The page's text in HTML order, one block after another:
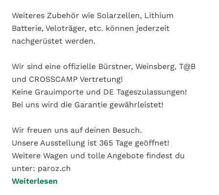
Weiteres Zubehör wie Solarzellen, Lithium
Batterie, Veloträger, etc. können jederzeit
nachgerüstet werden.
Wir sind eine offizielle Bürstner, Weinsberg, T@B
und CROSSCAMP Vertretung!
Keine Grauimporte und DE Tageszulassungen!
Bei uns wird die Garantie gewährleistet!
Wir freuen uns auf deinen Besuch.
Unsere Ausstellung ist 365 Tage geöffnet!
Weitere Wagen und tolle Angebote findest du
unter: paroz.ch
Weiterlesen